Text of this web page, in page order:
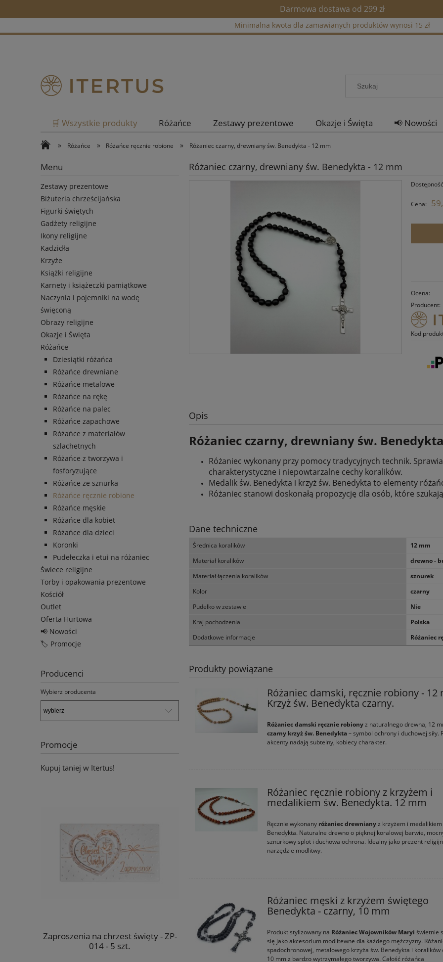
Darmowa dostawa od 299 zł
Minimalna kwota dla zamawianych produktów wynosi 15 zł
🛒 Wszystkie produkty Różańce Zestawy prezentowe Okazje i Święta 📢 Nowości
» Różańce » Różańce ręcznie robione » Różaniec czarny, drewniany św. Benedykta - 12 mm
Menu
Zestawy prezentowe
Biżuteria chrześcijańska
Figurki świętych
Gadżety religijne
Ikony religijne
Kadzidła
Krzyże
Książki religijne
Karnety i książeczki pamiątkowe
Naczynia i pojemniki na wodę
święconą
Obrazy religijne
Okazje i Święta
Różańce
Dziesiątki różańca
Różańce drewniane
Różańce metalowe
Różańce na rękę
Różańce na palec
Różańce zapachowe
Różańce z materiałów
szlachetnych
Różańce z tworzywa i
fosforyzujące
Różańce ze sznurka
Różańce ręcznie robione
Różańce męskie
Różańce dla kobiet
Różańce dla dzieci
Koronki
Pudełeczka i etui na różaniec
Świece religijne
Torby i opakowania prezentowe
Kościół
Outlet
Oferta Hurtowa
📢 Nowości
🏷️ Promocje
Producenci
Wybierz producenta
Promocje
Kupuj taniej w Itertus!
Zaproszenia na chrzest święty - ZP-
014 - 5 szt.
Outlet - Obraz religijny na płótnie -
Anioł czuwający przy niemowlęciu -
30 x 40 cm
OUTLET - Książka - Kobieta w
szczęśliwa - s. Anna Maria
AP
Różaniec czarny, drewniany św. Benedykta - 12 mm
Cena:
Ocena:
Producent:
Kod
Opis
Różaniec czarny, drewniany św.
Różaniec wykonany przy pomocy tradycyjnych technik.
charakterystyczne i niepowtarzalne cechy koralików.
Medalik św. Benedykta i krzyż św. Benedykta to elementy
Różaniec stanowi doskonałą propozycję dla osób, które
Dane techniczne
Średnica koralików
12 mm
Materiał koralików
drewno -
Materiał łączenia koralików
sznurek
Kolor
czarny
Pudełko w zestawie
Nie
Kraj pochodzenia
Polska
Dodatkowe informacje
Różaniec
Produkty powiązane
Różaniec damski, ręcznie robiony - 12
Krzyż św. Benedykta czarny.
Różaniec damski ręcznie robionyz naturalnego drewna, 12
czarny krzyż św. Benedykta– symbol ochrony i duchowej siły.
akcenty nadają subtelny, kobiecy charakter.
Różaniec ręcznie robiony z krzyżem i
medalikiem św. Benedykta. 12 mm
Ręcznie wykonany różaniec drewnianyz krzyżem i medalikiem
Benedykta. Naturalne drewno o pięknej koralowej barwie,
sznurkowy splot i duchowa ochrona. Idealny jako prezent
narzędzie modlitwy.
Różaniec męski z krzyżem świętego
Benedykta - czarny, 10 mm
Produkt stylizowany na Różaniec Wojowników Maryi świetnie
się jako akcesorium modlitewne dla każdego mężczyzny.
spadochronowej, metalowego krzyża św. Benedykta i koralików
10 mm z bardzo wytrzymałego tworzywa. Całość różańca